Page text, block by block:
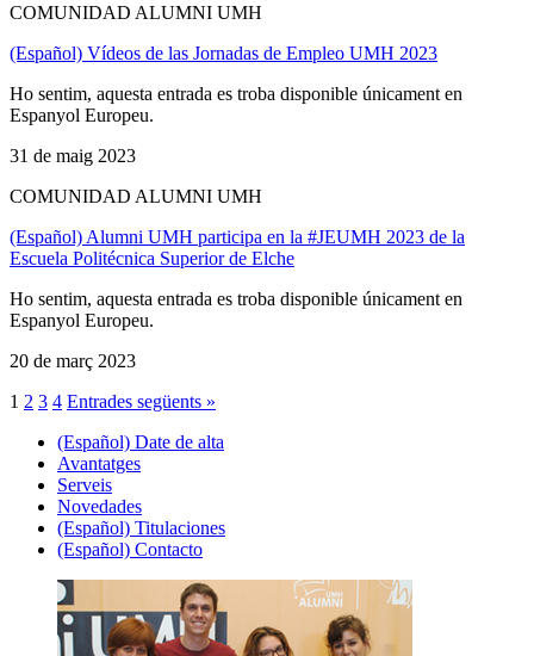
COMUNIDAD ALUMNI UMH
(Español) Vídeos de las Jornadas de Empleo UMH 2023
Ho sentim, aquesta entrada es troba disponible únicament en
Espanyol Europeu.
31 de maig 2023
COMUNIDAD ALUMNI UMH
(Español) Alumni UMH participa en la #JEUMH 2023 de la
Escuela Politécnica Superior de Elche
Ho sentim, aquesta entrada es troba disponible únicament en
Espanyol Europeu.
20 de març 2023
1 2 3 4 Entrades següents »
(Español) Date de alta
Avantatges
Serveis
Novedades
(Español) Titulaciones
(Español) Contacto